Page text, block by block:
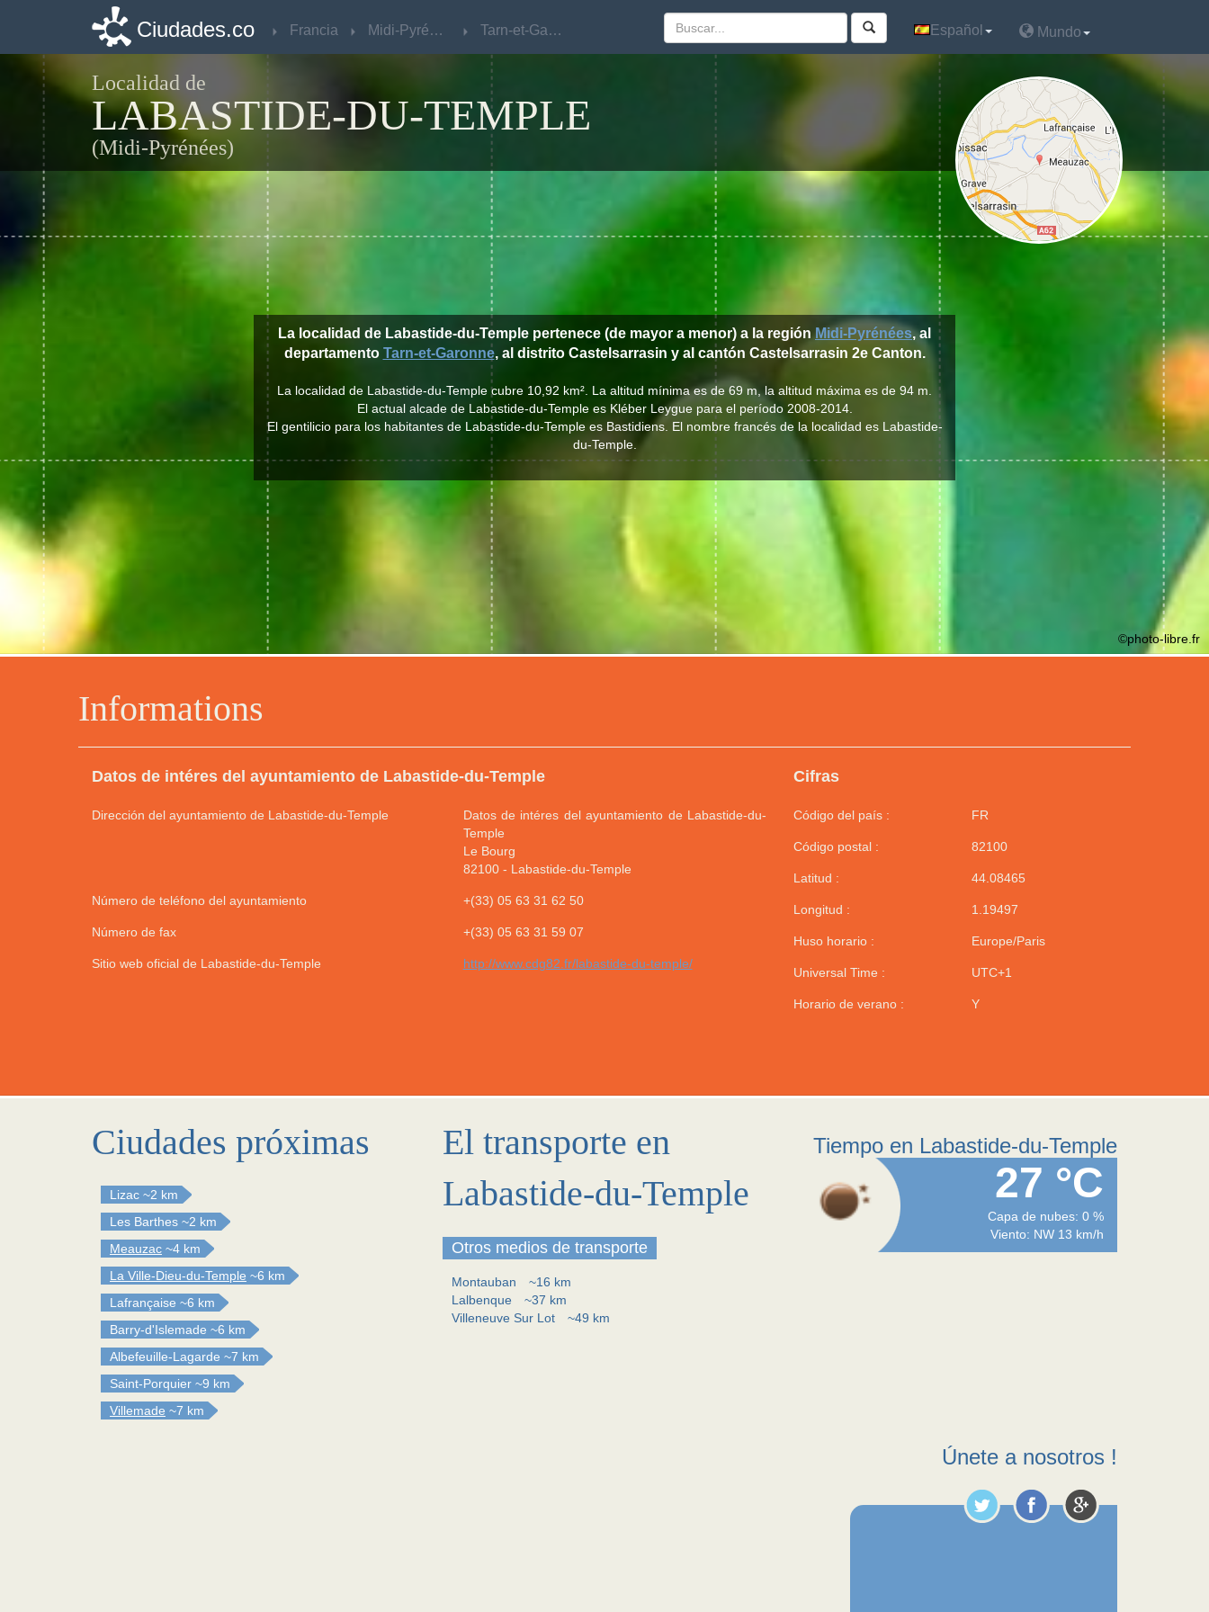
Ciudades.co Francia Midi-Pyrénées Tarn-et-Garonne Español Mundo
Localidad de
LABASTIDE-DU-TEMPLE
(Midi-Pyrénées)
Informations
Datos de intéres del ayuntamiento de Labastide-du-Temple
Dirección del ayuntamiento de Labastide-du-Temple
Datos de intéres del ayuntamiento de Labastide-du-
Temple
Le Bourg
82100- Labastide-du-Temple
Número de teléfono del ayuntamiento +(33) 05 63 31 62 50
Número de fax +(33) 05 63 31 59 07
Sitio web oficial de Labastide-du-Temple http://www.cdg82.fr/labastide-du-temple/
Cifras
Código del país : FR
Código postal : 82100
Latitud : 44.08465
Longitud : 1.19497
Huso horario : Europe/Paris
Universal Time : UTC+1
Horario de verano : Y
La localidad de Labastide-du-Temple pertenece (de mayor a menor) a la región Midi-Pyrénées, al
departamento Tarn-et-Garonne, al distrito Castelsarrasin y al cantón Castelsarrasin 2e Canton.
La localidad de Labastide-du-Temple cubre 10,92 km². La altitud mínima es de 69 m, la altitud máxima es de 94 m.
El actual alcade de Labastide-du-Temple es Kléber Leygue para el período 2008-2014.
El gentilicio para los habitantes de Labastide-du-Temple es Bastidiens. El nombre francés de la localidad es Labastide-
du-Temple.
©photo-libre.fr
Ciudades próximas
Lizac ~2 km
Les Barthes ~2 km
Meauzac ~4 km
La Ville-Dieu-du-Temple ~6 km
Lafrançaise ~6 km
Barry-d'Islemade ~6 km
Albefeuille-Lagarde ~7 km
Saint-Porquier ~9 km
Villemade ~7 km
El transporte en
Labastide-du-Temple
Otros medios de transporte
Montauban
~16 km
Lalbenque
~37 km
Villeneuve Sur Lot
~49 km
Tiempo en Labastide-du-Temple
27 °C
Capa de nubes: 0 %
Viento: NW 13 km/h
Únete a nosotros !
Ciudades.co Francia Midi-Pyrénées Tarn-et-Garonne Español Mundo